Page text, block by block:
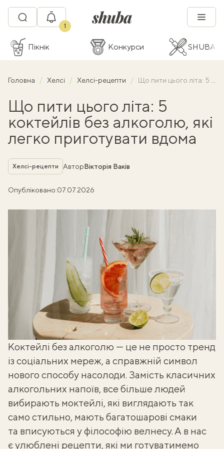
1
Пікнік Конкурси SHUBA
Головна Хелсі Хелсі-рецепти Що пити цього літа: 5 коктейлів без алкоголю, які легко приготувати вдома
Що пити цього літа: 5
коктейлів без алкоголю, які
легко приготувати вдома
Рубрика
Хелсі-рецепти АвторВікторія Ваків
Опубліковано:07.07.2026
Коктейлі без алкоголю — це не просто тренд
із соціальних мереж, а справжній символ
нового способу насолоди. Замість класичних
алкогольних напоїв, все більше людей
вибирають моктейлі, які виглядають так
само стильно, мають багатошарові смаки
та вписуються у філософію велнесу. А в нас
є улюблені рецепти, які ми готуватимемо